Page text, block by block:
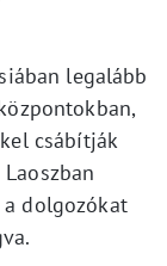
legalább
csábítják
dolgozókat